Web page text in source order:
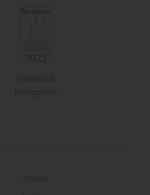
Facebook
Instagram
Italiano